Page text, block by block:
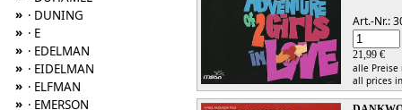
» · DUNING
» · E
» · EDELMAN
» · EIDELMAN
» · ELFMAN
» · EMERSON
Art.-Nr.:
21,99 €
alle
all prices